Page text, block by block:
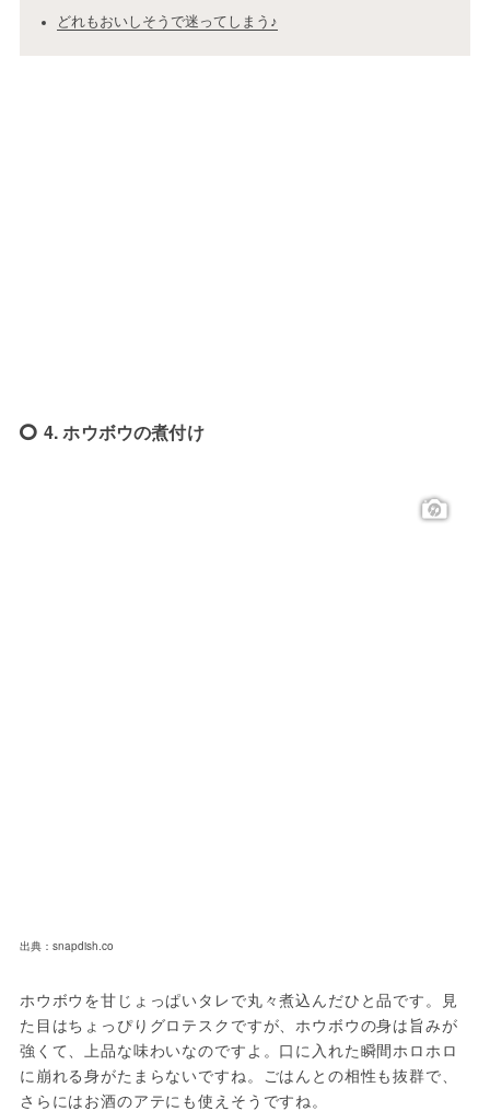
どれもおいしそうで迷ってしまう♪
4. ホウボウの煮付け
出典：snapdish.co
ホウボウを甘じょっぱいタレで丸々煮込んだひと品です。見
た目はちょっぴりグロテスクですが、ホウボウの身は旨みが
強くて、上品な味わいなのですよ。口に入れた瞬間ホロホロ
に崩れる身がたまらないですね。ごはんとの相性も抜群で、
さらにはお酒のアテにも使えそうですね。